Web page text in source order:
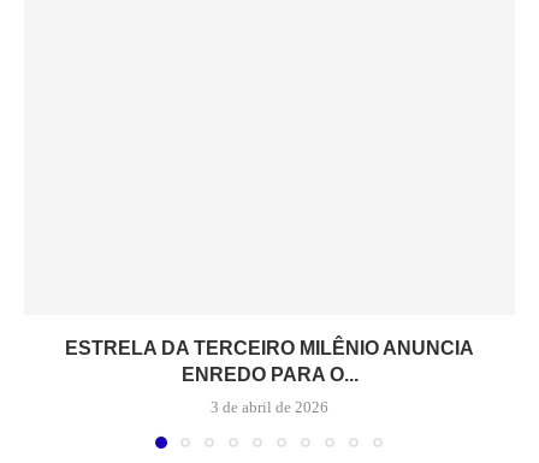
ESTRELA DA TERCEIRO MILÊNIO ANUNCIA
ENREDO PARA O...
3 de abril de 2026